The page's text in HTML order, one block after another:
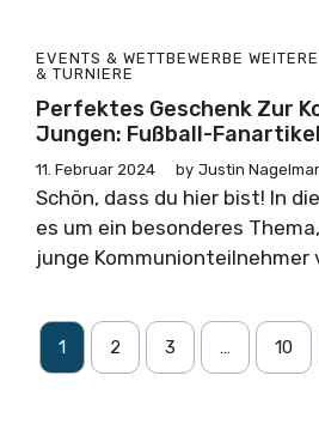
EVENTS & WETTBEWERBE
& TURNIERE
Perfektes Geschenk Zur
Jungen: Fußball-
11. Februar 2024 by Justin
Schön, dass du hier bist! In
es um ein besonderes
junge Kommunionteilnehmer
1 2 3 … 10